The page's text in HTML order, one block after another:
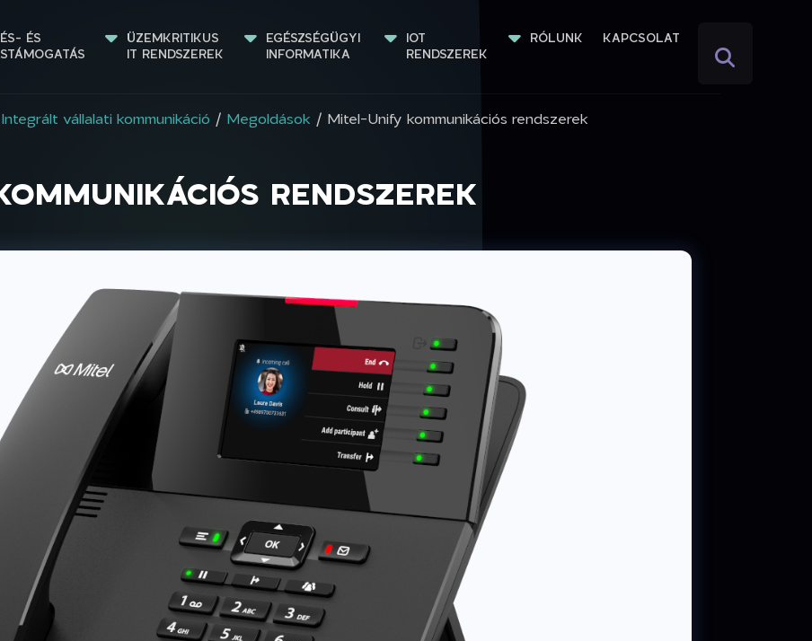
ÉS ÜZEMKRITIKUS
IT RENDSZEREK
EGÉSZSÉGÜGYI
INFORMATIKA
IOT
RENDSZEREK
RÓLUNK KAPCSOLAT
Integrált vállalati kommunikáció / Megoldások / Mitel-Unify kommunikációs rendszerek
RENDSZEREK